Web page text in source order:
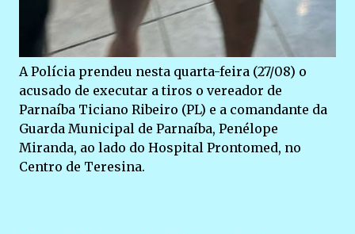
A Polícia prendeu nesta quarta-feira (27/08) o
acusado de executar a tiros o vereador de
Parnaíba Ticiano Ribeiro (PL) e a comandante da
Guarda Municipal de Parnaíba, Penélope
Miranda, ao lado do Hospital Prontomed, no
Centro de Teresina.